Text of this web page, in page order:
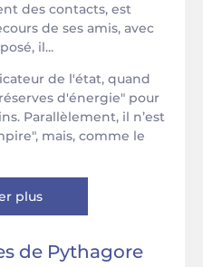
des contacts, est
de ses amis, avec
il...
de l'état, quand
d'énergie" pour
Parallèlement, il n’est
mais, comme le
plus
de Pythagore